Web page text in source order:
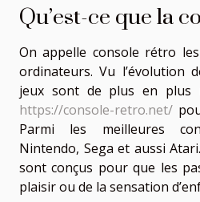
Qu’est-ce que la
On appelle console rétro
ordinateurs. Vu l’évolution
jeux sont de plus en plus
https://console-retro.net/
Parmi les meilleures
Nintendo, Sega et aussi
sont conçus pour que les
plaisir ou de la sensation